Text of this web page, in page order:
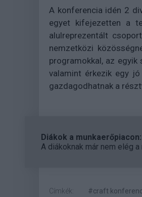
A konferencia idén 2
egyet kifejezetten a
alulreprezentált
nemzetközi
programokkal, az
valamint érkezik egy
gazdagodhatnak a
Diákok a
A diákoknak már nem elég
Címkék: #craft